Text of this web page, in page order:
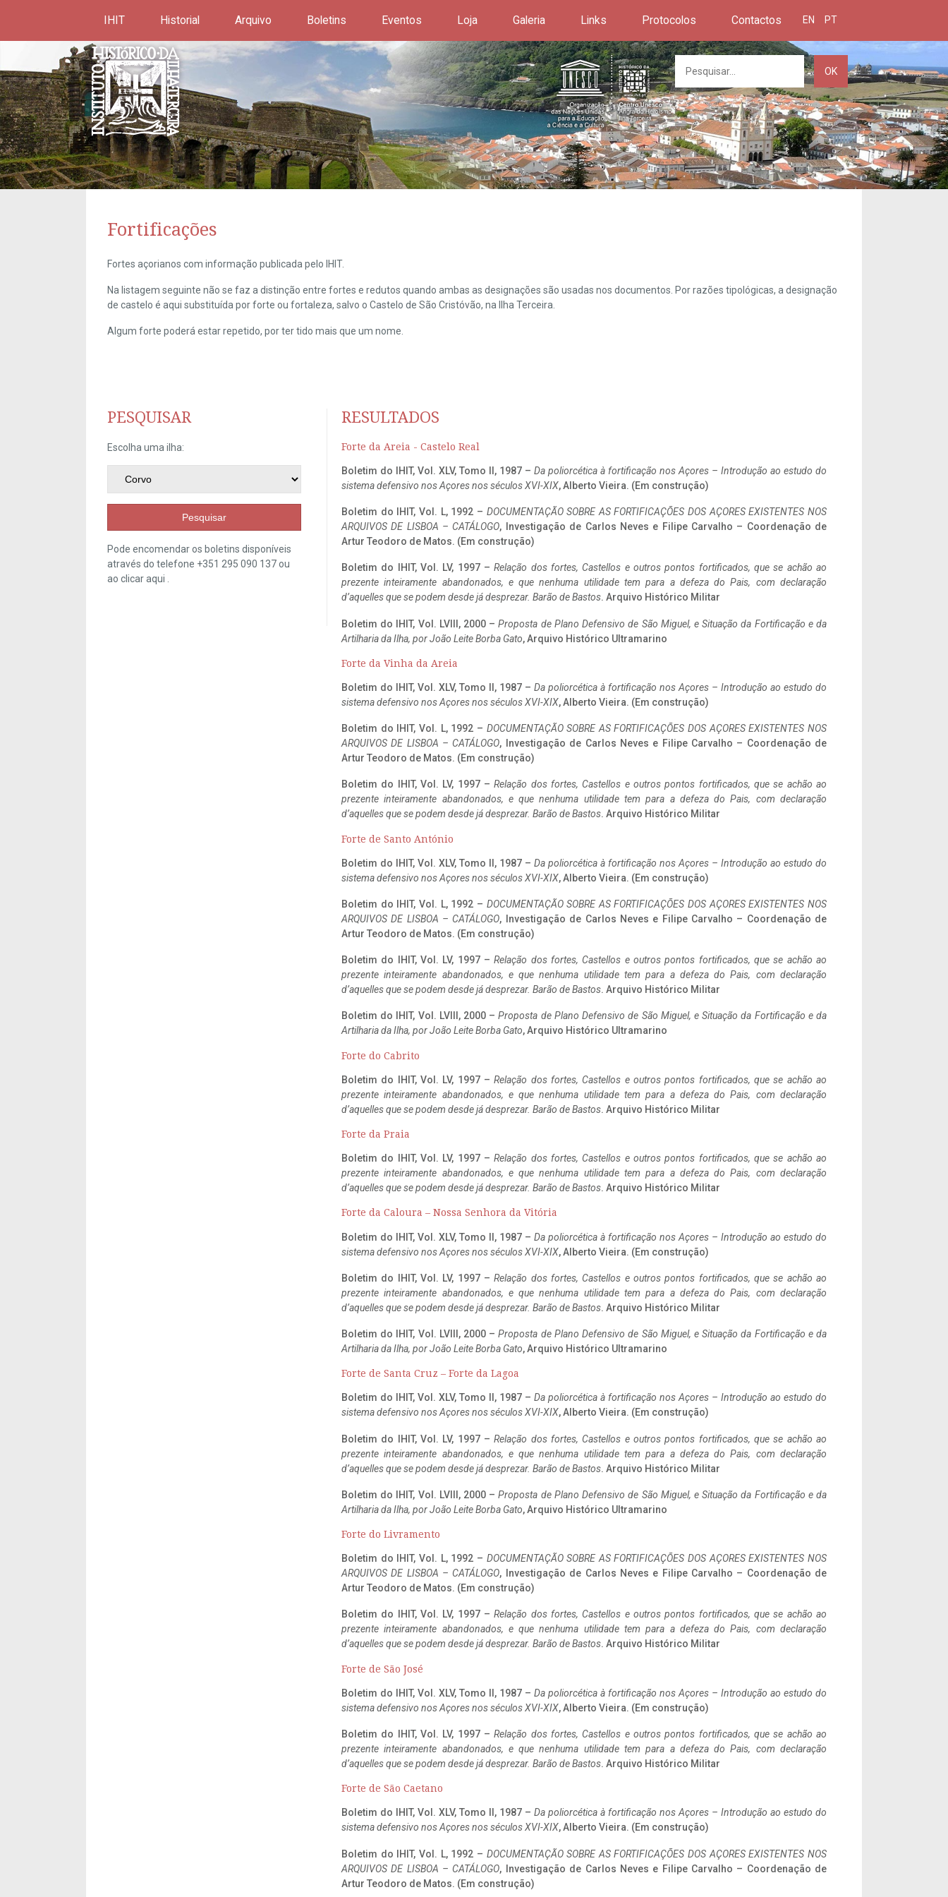
IHIT Historial Arquivo Boletins Eventos Loja Galeria Links Protocolos Contactos EN PT
OK
Fortificações
Fortes açorianos com informação publicada pelo IHIT.
Na listagem seguinte não se faz a distinção entre fortes e redutos quando ambas as designações são usadas nos documentos. Por razões tipológicas, a designação
de castelo é aqui substituída por forte ou fortaleza, salvo o Castelo de São Cristóvão, na Ilha Terceira.
Algum forte poderá estar repetido, por ter tido mais que um nome.
PESQUISAR
Escolha uma ilha:
Pesquisar
Pode encomendar os boletins disponíveis
através do telefone +351 295 090 137 ou
ao clicaraqui
RESULTADOS
Forte da Areia - Castelo Real
Boletim do IHIT, Vol. XLV, Tomo II, 1987 – Da poliorcética à fortificação nos Açores – Introdução ao estudo do
sistema defensivo nos Açores nos séculos XVI-XIX, Alberto Vieira. (Em construção)
Boletim do IHIT, Vol. L, 1992 – DOCUMENTAÇÃO SOBRE AS FORTIFICAÇÕES DOS AÇORES EXISTENTES NOS
ARQUIVOS DE LISBOA – CATÁLOGO, Investigação de Carlos Neves e Filipe Carvalho – Coordenação de
Artur Teodoro de Matos. (Em construção)
Boletim do IHIT, Vol. LV, 1997 –Relação dos fortes, Castellos e outros pontos fortificados, que se achão ao
prezente inteiramente abandonados, e que nenhuma utilidade tem para a defeza do Pais, com declaração
d’aquelles que se podem desde já desprezar. Barão de Bastos. Arquivo Histórico Militar
Boletim do IHIT, Vol. LVIII, 2000 –Proposta de Plano Defensivo de São Miguel, e Situação da Fortificação e da
Artilharia da Ilha, por João Leite Borba Gato, Arquivo Histórico Ultramarino
Forte da Vinha da Areia
Boletim do IHIT, Vol. XLV, Tomo II, 1987 – Da poliorcética à fortificação nos Açores – Introdução ao estudo do
sistema defensivo nos Açores nos séculos XVI-XIX, Alberto Vieira. (Em construção)
Boletim do IHIT, Vol. L, 1992 – DOCUMENTAÇÃO SOBRE AS FORTIFICAÇÕES DOS AÇORES EXISTENTES NOS
ARQUIVOS DE LISBOA – CATÁLOGO, Investigação de Carlos Neves e Filipe Carvalho – Coordenação de
Artur Teodoro de Matos. (Em construção)
Boletim do IHIT, Vol. LV, 1997 –Relação dos fortes, Castellos e outros pontos fortificados, que se achão ao
prezente inteiramente abandonados, e que nenhuma utilidade tem para a defeza do Pais, com declaração
d’aquelles que se podem desde já desprezar. Barão de Bastos. Arquivo Histórico Militar
Forte de Santo António
Boletim do IHIT, Vol. XLV, Tomo II, 1987 – Da poliorcética à fortificação nos Açores – Introdução ao estudo do
sistema defensivo nos Açores nos séculos XVI-XIX, Alberto Vieira. (Em construção)
Boletim do IHIT, Vol. L, 1992 – DOCUMENTAÇÃO SOBRE AS FORTIFICAÇÕES DOS AÇORES EXISTENTES NOS
ARQUIVOS DE LISBOA – CATÁLOGO, Investigação de Carlos Neves e Filipe Carvalho – Coordenação de
Artur Teodoro de Matos. (Em construção)
Boletim do IHIT, Vol. LV, 1997 –Relação dos fortes, Castellos e outros pontos fortificados, que se achão ao
prezente inteiramente abandonados, e que nenhuma utilidade tem para a defeza do Pais, com declaração
d’aquelles que se podem desde já desprezar. Barão de Bastos. Arquivo Histórico Militar
Boletim do IHIT, Vol. LVIII, 2000 –Proposta de Plano Defensivo de São Miguel, e Situação da Fortificação e da
Artilharia da Ilha, por João Leite Borba Gato, Arquivo Histórico Ultramarino
Forte do Cabrito
Boletim do IHIT, Vol. LV, 1997 –Relação dos fortes, Castellos e outros pontos fortificados, que se achão ao
prezente inteiramente abandonados, e que nenhuma utilidade tem para a defeza do Pais, com declaração
d’aquelles que se podem desde já desprezar. Barão de Bastos. Arquivo Histórico Militar
Forte da Praia
Boletim do IHIT, Vol. LV, 1997 –Relação dos fortes, Castellos e outros pontos fortificados, que se achão ao
prezente inteiramente abandonados, e que nenhuma utilidade tem para a defeza do Pais, com declaração
d’aquelles que se podem desde já desprezar. Barão de Bastos. Arquivo Histórico Militar
Forte da Caloura – Nossa Senhora da Vitória
Boletim do IHIT, Vol. XLV, Tomo II, 1987 – Da poliorcética à fortificação nos Açores – Introdução ao estudo do
sistema defensivo nos Açores nos séculos XVI-XIX, Alberto Vieira. (Em construção)
Boletim do IHIT, Vol. LV, 1997 –Relação dos fortes, Castellos e outros pontos fortificados, que se achão ao
prezente inteiramente abandonados, e que nenhuma utilidade tem para a defeza do Pais, com declaração
d’aquelles que se podem desde já desprezar. Barão de Bastos. Arquivo Histórico Militar
Boletim do IHIT, Vol. LVIII, 2000 –Proposta de Plano Defensivo de São Miguel, e Situação da Fortificação e da
Artilharia da Ilha, por João Leite Borba Gato, Arquivo Histórico Ultramarino
Forte de Santa Cruz – Forte da Lagoa
Boletim do IHIT, Vol. XLV, Tomo II, 1987 – Da poliorcética à fortificação nos Açores – Introdução ao estudo do
sistema defensivo nos Açores nos séculos XVI-XIX, Alberto Vieira. (Em construção)
Boletim do IHIT, Vol. LV, 1997 –Relação dos fortes, Castellos e outros pontos fortificados, que se achão ao
prezente inteiramente abandonados, e que nenhuma utilidade tem para a defeza do Pais, com declaração
d’aquelles que se podem desde já desprezar. Barão de Bastos. Arquivo Histórico Militar
Boletim do IHIT, Vol. LVIII, 2000 –Proposta de Plano Defensivo de São Miguel, e Situação da Fortificação e da
Artilharia da Ilha, por João Leite Borba Gato, Arquivo Histórico Ultramarino
Forte do Livramento
Boletim do IHIT, Vol. L, 1992 – DOCUMENTAÇÃO SOBRE AS FORTIFICAÇÕES DOS AÇORES EXISTENTES NOS
ARQUIVOS DE LISBOA – CATÁLOGO, Investigação de Carlos Neves e Filipe Carvalho – Coordenação de
Artur Teodoro de Matos. (Em construção)
Boletim do IHIT, Vol. LV, 1997 –Relação dos fortes, Castellos e outros pontos fortificados, que se achão ao
prezente inteiramente abandonados, e que nenhuma utilidade tem para a defeza do Pais, com declaração
d’aquelles que se podem desde já desprezar. Barão de Bastos. Arquivo Histórico Militar
Forte de São José
Boletim do IHIT, Vol. XLV, Tomo II, 1987 – Da poliorcética à fortificação nos Açores – Introdução ao estudo do
sistema defensivo nos Açores nos séculos XVI-XIX, Alberto Vieira. (Em construção)
Boletim do IHIT, Vol. LV, 1997 –Relação dos fortes, Castellos e outros pontos fortificados, que se achão ao
prezente inteiramente abandonados, e que nenhuma utilidade tem para a defeza do Pais, com declaração
d’aquelles que se podem desde já desprezar. Barão de Bastos. Arquivo Histórico Militar
Forte de São Caetano
Boletim do IHIT, Vol. XLV, Tomo II, 1987 – Da poliorcética à fortificação nos Açores – Introdução ao estudo do
sistema defensivo nos Açores nos séculos XVI-XIX, Alberto Vieira. (Em construção)
Boletim do IHIT, Vol. L, 1992 – DOCUMENTAÇÃO SOBRE AS FORTIFICAÇÕES DOS AÇORES EXISTENTES NOS
ARQUIVOS DE LISBOA – CATÁLOGO, Investigação de Carlos Neves e Filipe Carvalho – Coordenação de
Artur Teodoro de Matos. (Em construção)